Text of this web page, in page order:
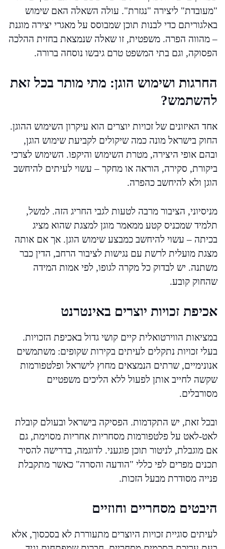
"מעובדת" ליצירה "נגזרת". עולה השאלה האם שימוש
באלגוריתם כדי לבנות תוכן שמבוסס על מאגרי יצירה מוגנת
– מהווה הפרה. משפטית, זו שאלה שנמצאת בחזית ההלכה
הפסוקה, וגם בתי המשפט טרם גיבשו נוסחה ברורה.
החרגות ושימוש הוגן: מתי מותר בכל זאת
להשתמש?
אחד האיזונים של זכויות יוצרים הוא עיקרון השימוש ההוגן.
החוק בישראל מונה כמה שיקולים לקביעת שימוש הוגן,
ובהם אופי היצירה, מטרת השימוש והיקפו. השימוש לצרכי
ביקורת, סקירה, הוראה או מחקר – עשוי לעיתים להיחשב
הוגן ולא להיחשב כהפרה.
מניסיוני, הציבור מרבה לטעות לגבי החריג הזה. למשל,
תלמיד שמכניס קטע ממאמר מוגן למצגת שהוא מציג
בכיתה – עשוי להיחשב כמבצע שימוש הוגן. אך אם אותה
מצגת מועלית לרשת עם נגישות לציבור הרחב, הדין כבר
משתנה. יש לבדוק כל מקרה לגופו, לפי אמות המידה
שהחוק קובע.
אכיפת זכויות יוצרים באינטרנט
במציאות הווירטואלית קיים קושי גדול באכיפת הזכויות.
בעלי זכויות נתקלים לעיתים בקירות שקופים: משתמשים
אנונימיים, שרתים הנמצאים מחוץ לישראל ופלטפורמות
שקשה לחייב אותן לפעול ללא הליכים משפטיים
מסורבלים.
ובכל זאת, יש התקדמות. הפסיקה בישראל ובעולם קובלת
לאט-לאט על פלטפורמות מסחריות אחריות מסוימת, גם
אם מוגבלת, לניטור תוכן פוגעני. לדוגמה, בדרישה להסיר
תכנים מפרים לפי כללי "הודעה והסרה" כאשר מתקבלת
פנייה מסודרת מבעל הזכות.
היבטים מסחריים וחוזיים
לעיתים סוגיית זכויות היוצרים מתעוררת לא בסכסוך, אלא